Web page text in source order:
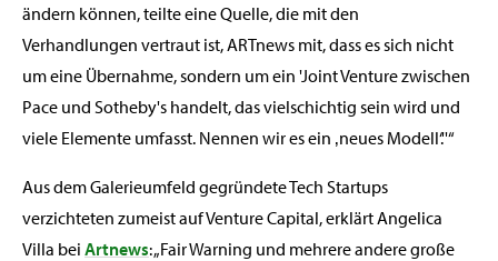
ändern können, teilte eine Quelle, die mit den
Verhandlungen vertraut ist, ARTnews mit, dass es sich nicht
um eine Übernahme, sondern um ein 'Joint Venture zwischen
Pace und Sotheby's handelt, das vielschichtig sein wird und
viele Elemente umfasst. Nennen wir es ein ‚neues Modell‘.''“
Aus dem Galerieumfeld gegründete Tech Startups
verzichteten zumeist auf Venture Capital, erklärt Angelica
Villa bei Artnews: „Fair Warning und mehrere andere große